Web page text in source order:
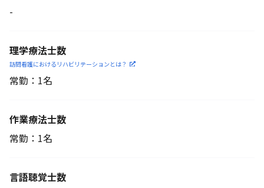
-
理学療法士数
訪問看護におけるリハビリ テーションとは？
常勤：1名
作業療法士数
常勤：1名
言語聴覚士数